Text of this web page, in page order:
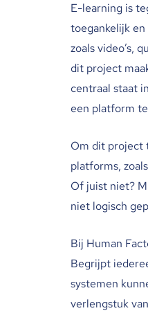
E-learning is
toegankelijk
zoals video’s,
dit project
centraal staat
een platform
Om dit project
platforms,
Of juist niet?
niet logisch
Bij Human
Begrijpt
systemen
verlengstuk